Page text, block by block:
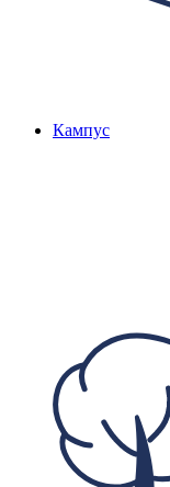
Кампус